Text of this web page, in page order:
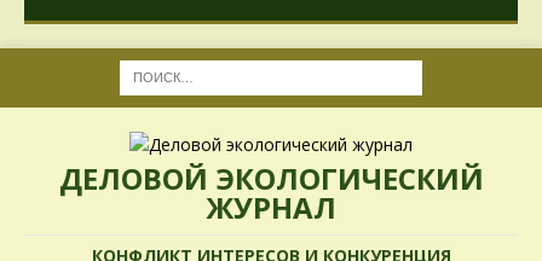
ДЕЛОВОЙ ЭКОЛОГИЧЕСКИЙ
ЖУРНАЛ
КОНФЛИКТ ИНТЕРЕСОВ И КОНКУРЕНЦИЯ